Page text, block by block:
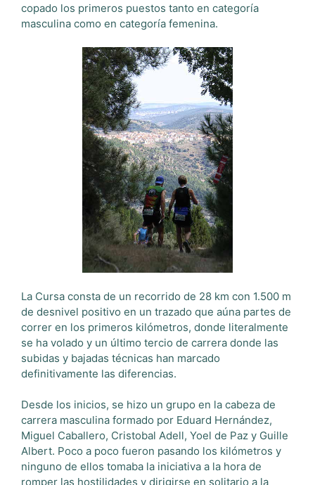
copado los primeros puestos tanto en categoría
masculina como en categoría femenina.
La Cursa consta de un recorrido de 28 km con 1.500 m
de desnivel positivo en un trazado que aúna partes de
correr en los primeros kilómetros, donde literalmente
se ha volado y un último tercio de carrera donde las
subidas y bajadas técnicas han marcado
definitivamente las diferencias.
Desde los inicios, se hizo un grupo en la cabeza de
carrera masculina formado por Eduard Hernández,
Miguel Caballero, Cristobal Adell, Yoel de Paz y Guille
Albert. Poco a poco fueron pasando los kilómetros y
ninguno de ellos tomaba la iniciativa a la hora de
romper las hostilidades y dirigirse en solitario a la